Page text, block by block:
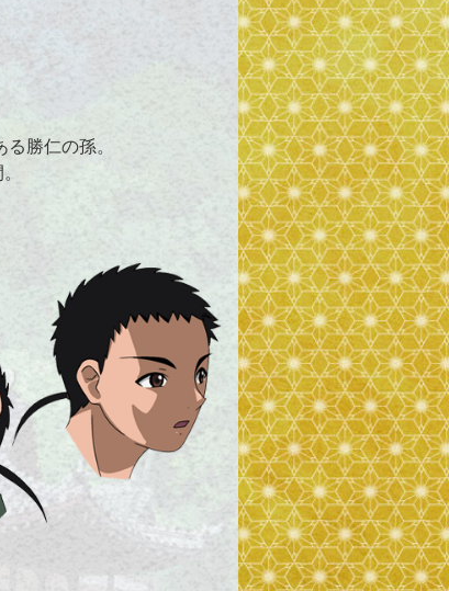
勝仁の孫。